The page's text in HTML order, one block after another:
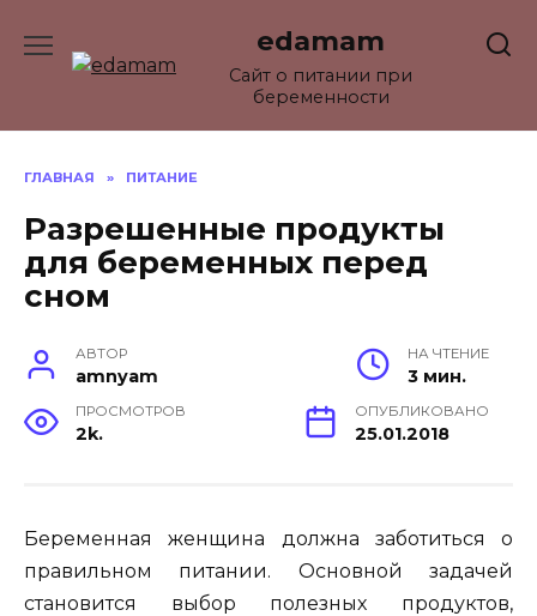
содержанию
edamam
Сайт о питании при
беременности
ГЛАВНАЯ » ПИТАНИЕ
Разрешенные продукты
для беременных перед
сном
АВТОР
amnyam
НА ЧТЕНИЕ
3 мин.
ПРОСМОТРОВ
2k.
ОПУБЛИКОВАНО
25.01.2018
Беременная женщина должна заботиться о
правильном питании. Основной задачей
становится выбор полезных продуктов,